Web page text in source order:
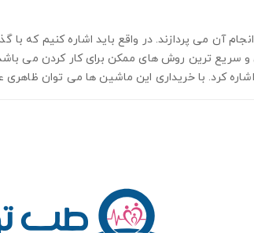
آن می پردازند. در واقع باید اشاره کنیم
و سریع ترین روش های ممکن برای کار کردن
کرد. با خریداری این ماشین ها می توان